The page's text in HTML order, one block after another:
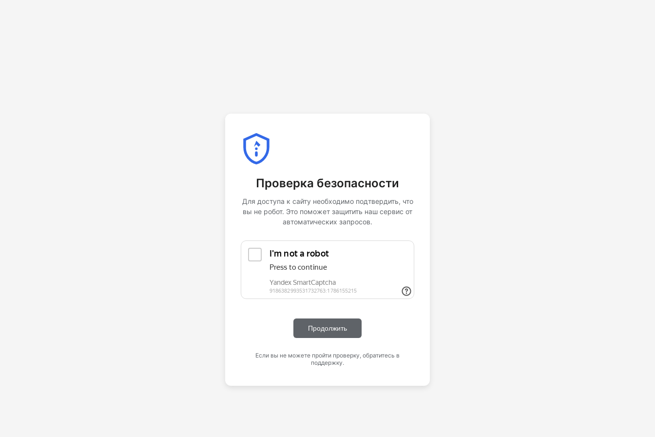
Проверка безопасности
Для доступа к сайту необходимо подтвердить, что
вы не робот. Это поможет защитить наш сервис от
автоматических запросов.
Продолжить
Если вы не можете пройти проверку, обратитесь в
поддержку.